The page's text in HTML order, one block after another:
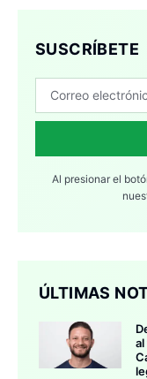
SUSCRÍBETE
Al presionar el
ÚLTIMAS